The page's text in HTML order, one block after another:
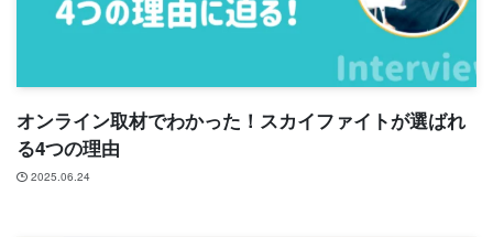
オンライン取材でわかった！スカイファイトが選ばれ
る4つの理由
2025.06.24